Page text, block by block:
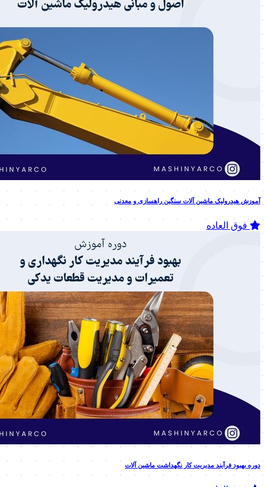
آموزش هیدرولیک ماشین آلات سنگین راهسازی و معدنی
فوق العاده
دوره بهبود فرآیند مدیریت کار نگهداشت ماشین آلات